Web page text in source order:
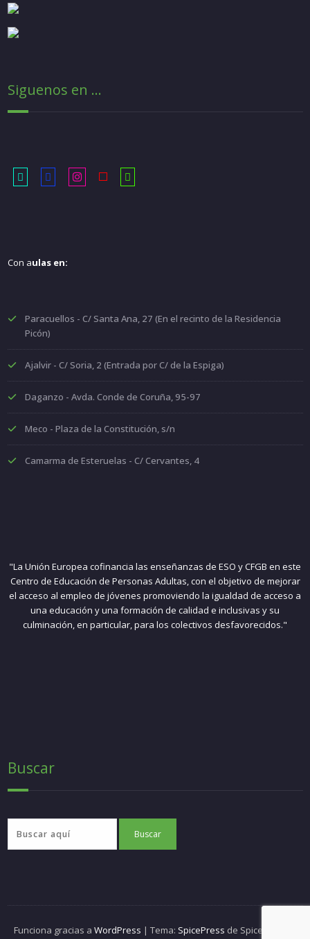
Siguenos en ...
Con aulas en:
Paracuellos - C/ Santa Ana, 27 (En el recinto de la Residencia
Picón)
Ajalvir - C/ Soria, 2 (Entrada por C/ de la Espiga)
Daganzo - Avda. Conde de Coruña, 95-97
Meco - Plaza de la Constitución, s/n
Camarma de Esteruelas - C/ Cervantes, 4
"La Unión Europea cofinancia las enseñanzas de ESO y CFGB en este
Centro de Educación de Personas Adultas, con el objetivo de mejorar
el acceso al empleo de jóvenes promoviendo la igualdad de acceso a
una educación y una formación de calidad e inclusivas y su
culminación, en particular, para los colectivos desfavorecidos."
Buscar
Funciona gracias a WordPress | Tema: SpicePress de SpiceThemes